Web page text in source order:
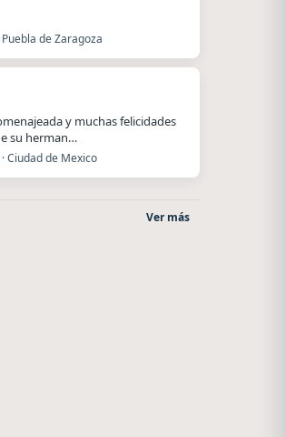
Puebla de Zaragoza
y muchas felicidades
su herman…
Ciudad de Mexico
Ver más